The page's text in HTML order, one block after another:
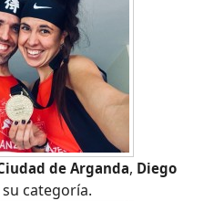
de Arganda, Diego
categoría.